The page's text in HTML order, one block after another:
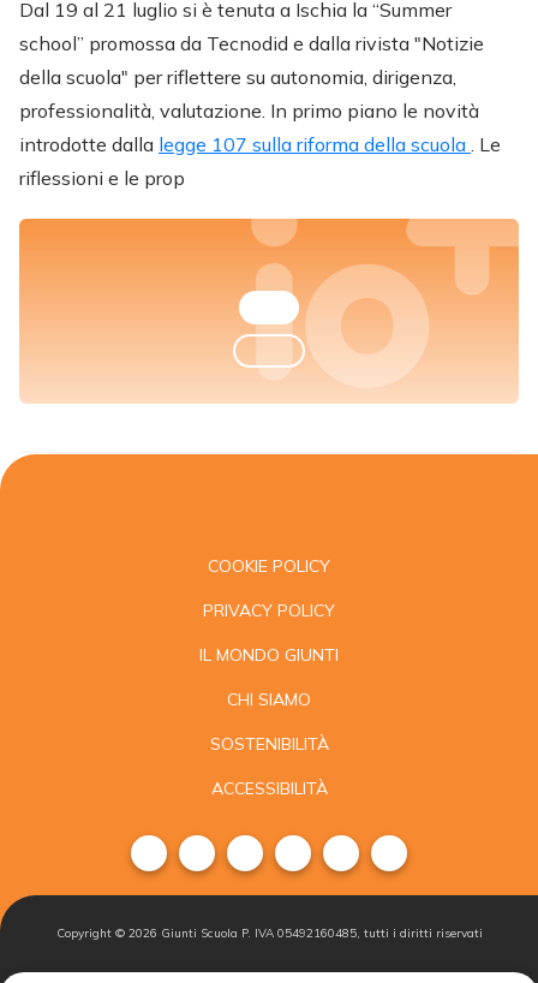
Dal 19 al 21 luglio si è tenuta a Ischia la “Summer
school” promossa da Tecnodid e dalla rivista "Notizie
della scuola" per riflettere su autonomia, dirigenza,
professionalità, valutazione. In primo piano le novità
introdotte dalla legge 107 sulla riforma della scuola . Le
riflessioni e le prop
COOKIE POLICY
PRIVACY POLICY
IL MONDO GIUNTI
CHI SIAMO
SOSTENIBILITÀ
ACCESSIBILITÀ
Copyright © 2026 Giunti Scuola P. IVA 05492160485, tutti i diritti riservati